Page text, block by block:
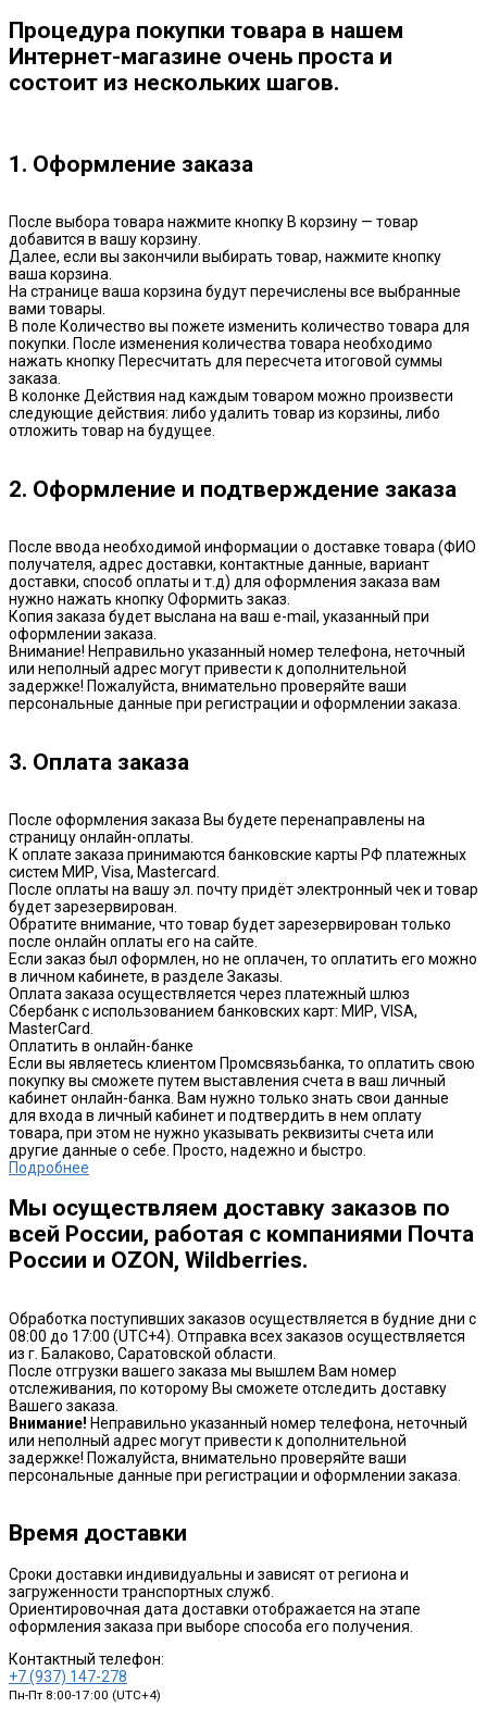
Процедура покупки товара в нашем
Интернет-магазине очень проста и
состоит из нескольких шагов.
1. Оформление заказа
После выбора товара нажмите кнопку В корзину — товар
добавится в вашу корзину.
Далее, если вы закончили выбирать товар, нажмите кнопку
ваша корзина.
На странице ваша корзина будут перечислены все выбранные
вами товары.
В поле Количество вы пожете изменить количество товара для
покупки. После изменения количества товара необходимо
нажать кнопку Пересчитать для пересчета итоговой суммы
заказа.
В колонке Действия над каждым товаром можно произвести
следующие действия: либо удалить товар из корзины, либо
отложить товар на будущее.
2. Оформление и подтверждение заказа
После ввода необходимой информации о доставке товара (ФИО
получателя, адрес доставки, контактные данные, вариант
доставки, способ оплаты и т.д) для оформления заказа вам
нужно нажать кнопку Оформить заказ.
Копия заказа будет выслана на ваш e-mail, указанный при
оформлении заказа.
Внимание! Неправильно указанный номер телефона, неточный
или неполный адрес могут привести к дополнительной
задержке! Пожалуйста, внимательно проверяйте ваши
персональные данные при регистрации и оформлении заказа.
3. Оплата заказа
После оформления заказа Вы будете перенаправлены на
страницу онлайн-оплаты.
К оплате заказа принимаются банковские карты РФ платежных
систем МИР, Visa, Mastercard.
После оплаты на вашу эл. почту придёт электронный чек и товар
будет зарезервирован.
Обратите внимание, что товар будет зарезервирован только
после онлайн оплаты его на сайте.
Если заказ был оформлен, но не оплачен, то оплатить его можно
в личном кабинете, в разделе Заказы.
Оплата заказа осуществляется через платежный шлюз
Сбербанк с использованием банковских карт: МИР, VISA,
MasterCard.
Оплатить в онлайн-банке
Если вы являетесь клиентом Промсвязьбанка, то оплатить свою
покупку вы сможете путем выставления счета в ваш личный
кабинет онлайн-банка. Вам нужно только знать свои данные
для входа в личный кабинет и подтвердить в нем оплату
товара, при этом не нужно указывать реквизиты счета или
другие данные о себе. Просто, надежно и быстро.
Подробнее
Мы осуществляем доставку заказов по
всей России, работая с компаниями Почта
России и OZON, Wildberries.
Обработка поступивших заказов осуществляется в будние дни с
08:00 до 17:00 (UTC+4). Отправка всех заказов осуществляется
из г. Балаково, Саратовской области.
После отгрузки вашего заказа мы вышлем Вам номер
отслеживания, по которому Вы сможете отследить доставку
Вашего заказа.
Внимание! Неправильно указанный номер телефона, неточный
или неполный адрес могут привести к дополнительной
задержке! Пожалуйста, внимательно проверяйте ваши
персональные данные при регистрации и оформлении заказа.
Время доставки
Сроки доставки индивидуальны и зависят от региона и
загруженности транспортных служб.
Ориентировочная дата доставки отображается на этапе
оформления заказа при выборе способа его получения.
Контактный телефон:
+7 (937) 147-278
Пн-Пт 8:00-17:00 (UTC+4)